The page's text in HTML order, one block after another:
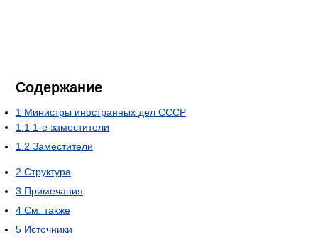
Содержание
1 Министры иностранных дел СССР
1.1 1-е заместители
1.2 Заместители
2 Структура
3 Примечания
4 См. также
5 Источники